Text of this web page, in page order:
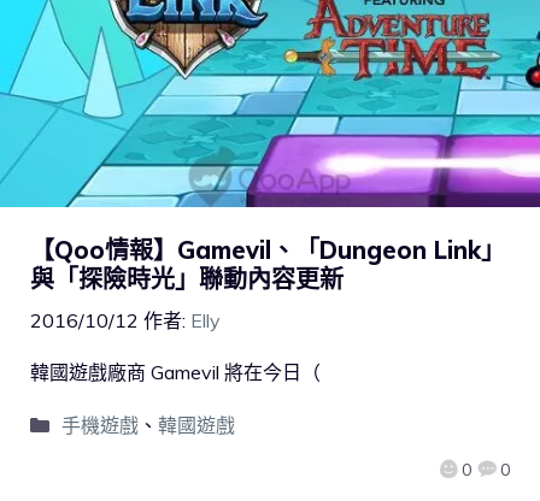
【Qoo情報】Gamevil、「Dungeon Link」
與「探險時光」聯動內容更新
2016/10/12 作者: Elly
0 0
韓國遊戲廠商 Gamevil 將在今日（
手機遊戲、 韓國遊戲